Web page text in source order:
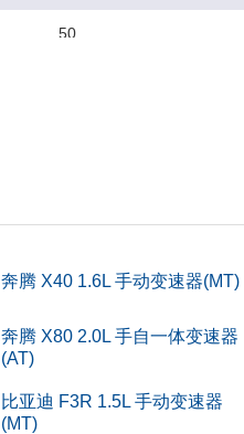
50
2600
1680
1535
奔腾 X40 1.6L 手动变速器(MT)
奔腾 X80 2.0L 手自一体变速器
(AT)
比亚迪 F3R 1.5L 手动变速器
(MT)